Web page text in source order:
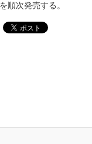
順次発売する。